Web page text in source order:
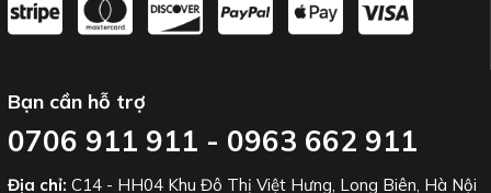
Bạn cần hỗ trợ
0706 911 911 - 0963 662 911
Địa chỉ: C14 - HH04 Khu Đô Thị Việt Hưng, Long Biên, Hà Nội